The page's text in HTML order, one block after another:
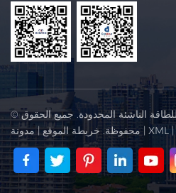
© شركة شيامن سي آند دي للطاقة الناشئة المحدودة. جميع الحقوق
محفوظة.خريطة الموقع|مدونة | XML |